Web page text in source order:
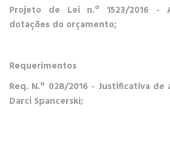
Projeto de Lei n.º 1523/2016 -
dotações do orçamento;
Requerimentos
Req. N.º 028/2016- Justificativa de
Darci Spancerski;